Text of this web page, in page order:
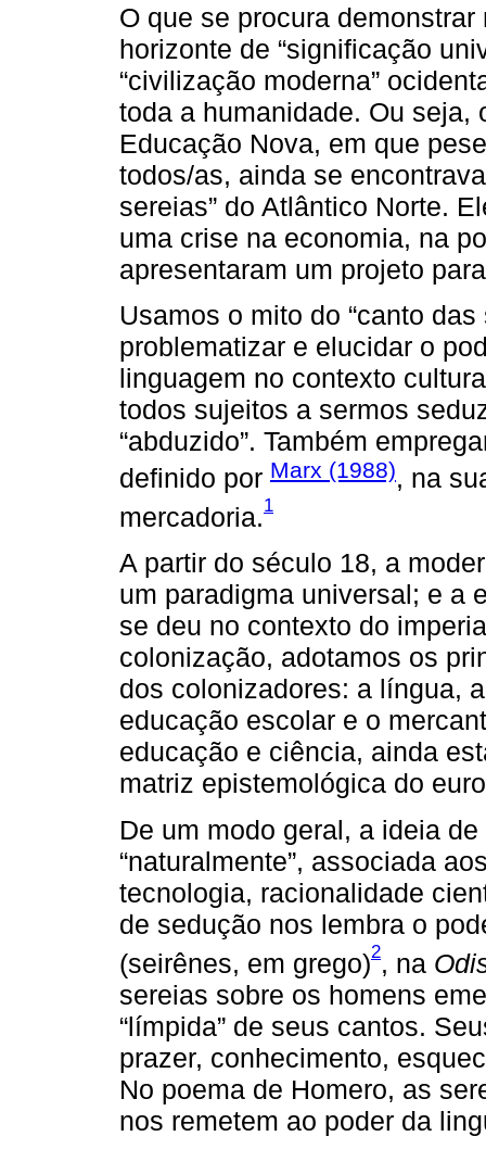
O que se procura
horizonte de “significação
“civilização moderna”
toda a humanidade. Ou seja,
Educação Nova, em que
todos/as, ainda se
sereias” do Atlântico Norte.
uma crise na economia, na
apresentaram um projeto
Usamos o mito do “canto
problematizar e elucidar o
linguagem no contexto
todos sujeitos a sermos
“abduzido”. Também
definido por Marx (1988), na
mercadoria.1
A partir do século 18, a
um paradigma universal; e a
se deu no contexto do
colonização, adotamos os
dos colonizadores: a língua,
educação escolar e o
educação e ciência, ainda
matriz epistemológica do
De um modo geral, a ideia
“naturalmente”, associada
tecnologia, racionalidade
de sedução nos lembra o
(seirênes, em grego)2, na
sereias sobre os homens
“límpida” de seus cantos.
prazer, conhecimento,
No poema de Homero, as
nos remetem ao poder da